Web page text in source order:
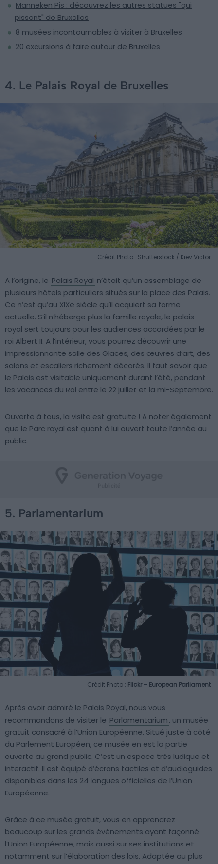
Manneken Pis : découvrez les autres statues "qui
pissent" de Bruxelles
8 musées incontournables à visiter à Bruxelles
20 excursions à faire autour de Bruxelles
4. Le Palais Royal de Bruxelles
Crédit Photo : Shutterstock / Kiev.Victor
A l’origine, le Palais Royal n’était qu’un assemblage de
plusieurs hôtels particuliers situés sur la place des Palais.
Ce n’est qu’au XIXe siècle qu’il acquiert sa forme
actuelle. S’il n’héberge plus la famille royale, le palais
royal sert toujours pour les audiences accordées par le
roi Albert II. A l’intérieur, vous pourrez découvrir une
impressionnante salle des Glaces, des œuvres d’art, des
salons et escaliers richement décorés. Il faut savoir que
le Palais est visitable uniquement durant l’été, pendant
les vacances du Roi entre le 22 juillet et la mi-Septembre.
Ouverte à tous, la visite est gratuite ! A noter également
que le Parc royal est quant à lui ouvert toute l’année au
public.
5. Parlamentarium
Crédit Photo : Flickr – European Parliament
Après avoir admiré le Palais Royal, nous vous
recommandons de visiter le Parlamentarium, un musée
gratuit consacré à l’Union Européenne. Situé juste à côté
du Parlement Européen, ce musée en est la partie
ouverte au grand public. C’est un espace très ludique et
interactif. Il est équipé d’écrans tactiles et d’audioguides
disponibles dans les 24 langues officielles de l’Union
Européenne.
Grâce à ce musée gratuit, vous en apprendrez
beaucoup sur les grands événements ayant façonné
l’Union Européenne, mais aussi sur ses institutions et
notamment sur l’élaboration des lois. Adaptée au plus